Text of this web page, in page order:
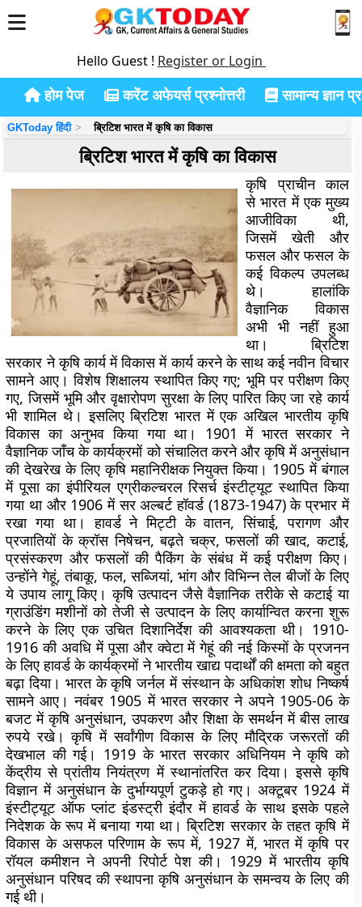
Hello Guest ! Register or Login
होम पेज करेंट अफेयर्स प्रश्नोत्तरी सामान्य ज्ञान
GKToday हिंदी ब्रिटिश भारत में कृषि का विकास
ब्रिटिश भारत में कृषि का विकास
कृषि प्राचीन काल
से भारत में एक मुख्य
आजीविका थी,
जिसमें खेती और
फसल और फसल के
कई विकल्प उपलब्ध
थे। हालांकि
वैज्ञानिक विकास
अभी भी नहीं हुआ
था। ब्रिटिश
सरकार ने कृषि कार्य में विकास में कार्य करने के साथ कई नवीन विचार
सामने आए। विशेष शिक्षालय स्थापित किए गए; भूमि पर परीक्षण किए
गए, जिसमें भूमि और वृक्षारोपण सुरक्षा के लिए पारित किए जा रहे कार्य
भी शामिल थे। इसलिए ब्रिटिश भारत में एक अखिल भारतीय कृषि
विकास का अनुभव किया गया था। 1901 में भारत सरकार ने
वैज्ञानिक जाँच के कार्यक्रमों को संचालित करने और कृषि में अनुसंधान
की देखरेख के लिए कृषि महानिरीक्षक नियुक्त किया। 1905 में बंगाल
में पूसा का इंपीरियल एग्रीकल्चरल रिसर्च इंस्टीट्यूट स्थापित किया
गया था और 1906 में सर अल्बर्ट हॉवर्ड (1873-1947) के प्रभार में
रखा गया था। हावर्ड ने मिट्टी के वातन, सिंचाई, परागण और
प्रजातियों के क्रॉस निषेचन, बढ़ते चक्र, फसलों की खाद, कटाई,
प्रसंस्करण और फसलों की पैकिंग के संबंध में कई परीक्षण किए।
उन्होंने गेहूं, तंबाकू, फल, सब्जियां, भांग और विभिन्न तेल बीजों के लिए
ये उपाय लागू किए। कृषि उत्पादन जैसे वैज्ञानिक तरीके से कटाई या
ग्राउंडिंग मशीनों को तेजी से उत्पादन के लिए कार्यान्वित करना शुरू
करने के लिए एक उचित दिशानिर्देश की आवश्यकता थी। 1910-
1916 की अवधि में पूसा और क्वेटा में गेहूं की नई किस्मों के प्रजनन
के लिए हावर्ड के कार्यक्रमों ने भारतीय खाद्य पदार्थों की क्षमता को बहुत
बढ़ा दिया। भारत के कृषि जर्नल में संस्थान के अधिकांश शोध निष्कर्ष
सामने आए। नवंबर 1905 में भारत सरकार ने अपने 1905-06 के
बजट में कृषि अनुसंधान, उपकरण और शिक्षा के समर्थन में बीस लाख
रुपये रखे। कृषि में सर्वांगीण विकास के लिए मौद्रिक जरूरतों की
देखभाल की गई। 1919 के भारत सरकार अधिनियम ने कृषि को
केंद्रीय से प्रांतीय नियंत्रण में स्थानांतरित कर दिया। इससे कृषि
विज्ञान में अनुसंधान के दुर्भाग्यपूर्ण टुकड़े हो गए। अक्टूबर 1924 में
इंस्टीट्यूट ऑफ प्लांट इंडस्ट्री इंदौर में हावर्ड के साथ इसके पहले
निदेशक के रूप में बनाया गया था। ब्रिटिश सरकार के तहत कृषि में
विकास के असफल परिणाम के रूप में, 1927 में, भारत में कृषि पर
रॉयल कमीशन ने अपनी रिपोर्ट पेश की। 1929 में भारतीय कृषि
अनुसंधान परिषद की स्थापना कृषि अनुसंधान के समन्वय के लिए की
गई थी।